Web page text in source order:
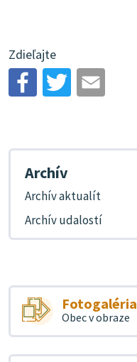
Zdieľajte
Archív
Archív aktualít
Archív udalostí
Fotogaléria
Obec v obraze